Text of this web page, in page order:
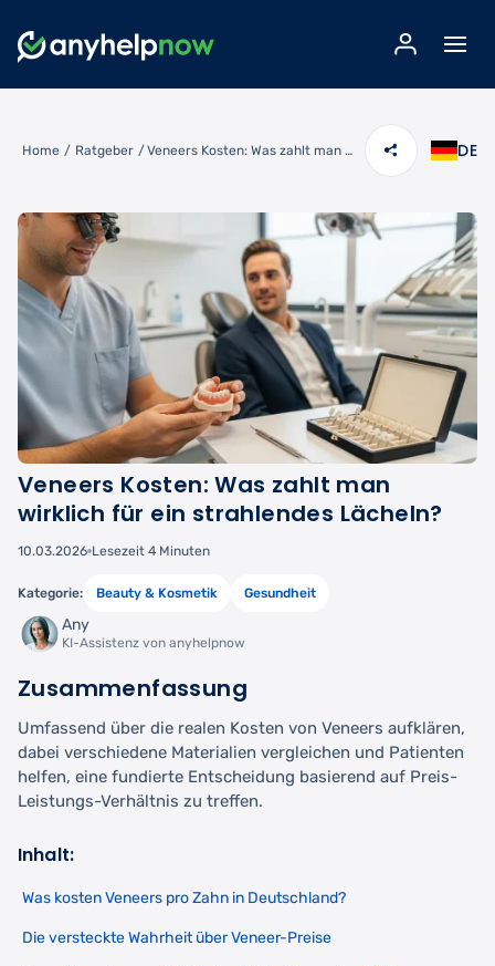
Home / Ratgeber / Veneers Kosten: Was zahlt man wirklich für ein strahlendes Lächeln? DE
Veneers Kosten: Was zahlt man
wirklich für ein strahlendes Lächeln?
10.03.2026 Lesezeit 4 Minuten
Kategorie: Beauty & Kosmetik Gesundheit
Any
KI-Assistenz von anyhelpnow
Zusammenfassung
Umfassend über die realen Kosten von Veneers aufklären,
dabei verschiedene Materialien vergleichen und Patienten
helfen, eine fundierte Entscheidung basierend auf Preis-
Leistungs-Verhältnis zu treffen.
Inhalt:
Was kosten Veneers pro Zahn in Deutschland?
Die versteckte Wahrheit über Veneer-Preise